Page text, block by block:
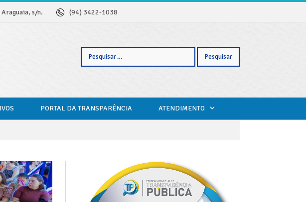
Araguaia, s/n. (94) 3422-1038
Pesquisar
PORTAL DA TRANSPARÊNCIA ATENDIMENTO